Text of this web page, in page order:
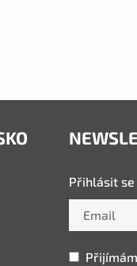
Přihlásit se
Přijímám